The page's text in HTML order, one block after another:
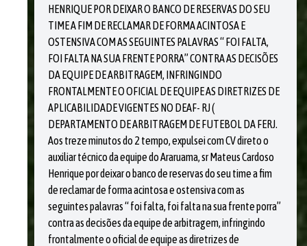
HENRIQUE POR DEIXAR O BANCO DE RESERVAS DO SEU
TIME A FIM DE RECLAMAR DE FORMA ACINTOSA E
OSTENSIVA COM AS SEGUINTES PALAVRAS “ FOI FALTA,
FOI FALTA NA SUA FRENTE PORRA” CONTRA AS DECISÕES
DA EQUIPE DE ARBITRAGEM, INFRINGINDO
FRONTALMENTE O OFICIAL DE EQUIPE AS DIRETRIZES DE
APLICABILIDADE VIGENTES NO DEAF- RJ (
DEPARTAMENTO DE ARBITRAGEM DE FUTEBOL DA FERJ.
Aos treze minutos do 2 tempo, expulsei com CV direto o
auxiliar técnico da equipe do Araruama, sr Mateus Cardoso
Henrique por deixar o banco de reservas do seu time a fim
de reclamar de forma acintosa e ostensiva com as
seguintes palavras “ foi falta, foi falta na sua frente porra”
contra as decisões da equipe de arbitragem, infringindo
frontalmente o oficial de equipe as diretrizes de